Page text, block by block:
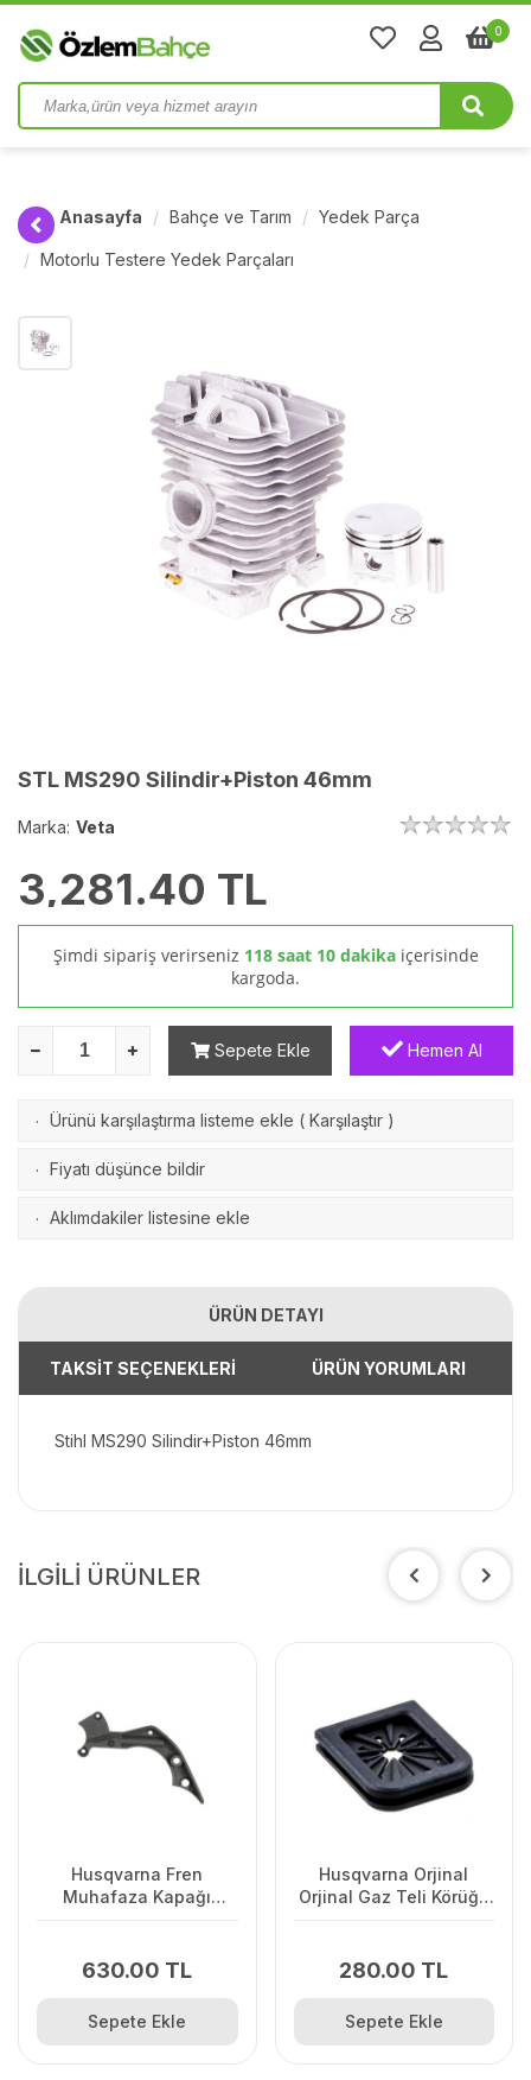
0
Anasayfa Bahçe ve Tarım Yedek Parça
Motorlu Testere Yedek Parçaları
STL MS290 Silindir+Piston 46mm
Marka: Veta
3,281.40 TL
Şimdi sipariş verirseniz 118 saat 10 dakika içerisinde
kargoda.
Sepete Ekle Hemen Al
· Ürünü karşılaştırma listeme ekle ( Karşılaştır )
· Fiyatı düşünce bildir
· Aklımdakiler listesine ekle
ÜRÜN DETAYI
TAKSİT SEÇENEKLERİ ÜRÜN YORUMLARI
Stihl MS290 Silindir+Piston 46mm
İLGİLİ ÜRÜNLER
Husqvarna Fren
Muhafaza Kapağı
630.00 TL
Sepete Ekle
Husqvarna Orjinal
Orjinal Gaz Teli Körüğü
280.00 TL
Sepete Ekle